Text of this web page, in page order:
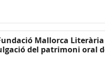
Mallorca
del patrimoni oral